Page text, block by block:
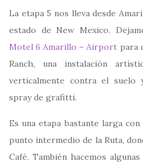
La etapa 5 nos lleva desde
estado de New Mexico.
Motel 6 Amarillo – Airport para
Ranch, una instalación
verticalmente contra el suelo
spray de grafitti.
Es una etapa bastante larga
punto intermedio de la Ruta,
Café. También hacemos